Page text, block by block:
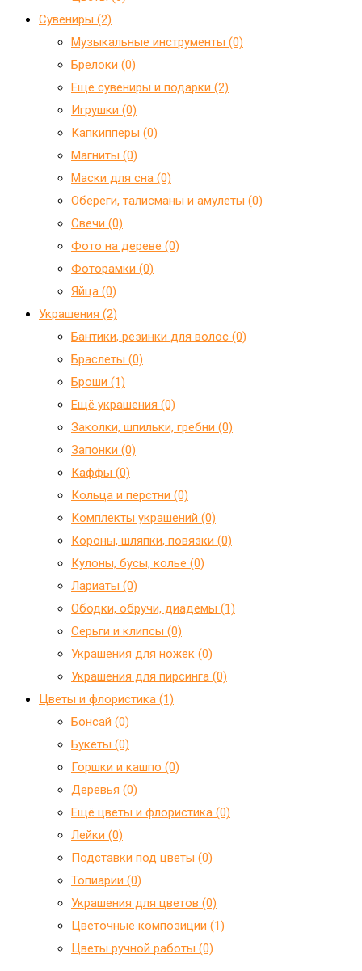
Сувениры (2)
Mузыкальные инструменты (0)
Брелоки (0)
Ещё сувениры и подарки (2)
Игрушки (0)
Капкипперы (0)
Магниты (0)
Маски для сна (0)
Обереги, талисманы и амулеты (0)
Свечи (0)
Фото на дереве (0)
Фоторамки (0)
Яйца (0)
Украшения (2)
Бантики, резинки для волос (0)
Браслеты (0)
Броши (1)
Ещё украшения (0)
Заколки, шпильки, гребни (0)
Запонки (0)
Каффы (0)
Кольца и перстни (0)
Комплекты украшений (0)
Короны, шляпки, повязки (0)
Кулоны, бусы, колье (0)
Лариаты (0)
Ободки, обручи, диадемы (1)
Серьги и клипсы (0)
Украшения для ножек (0)
Украшения для пирсинга (0)
Цветы и флористика (1)
Бонсай (0)
Букеты (0)
Горшки и кашпо (0)
Деревья (0)
Ещё цветы и флористика (0)
Лейки (0)
Подставки под цветы (0)
Топиарии (0)
Украшения для цветов (0)
Цветочные композиции (1)
Цветы ручной работы (0)